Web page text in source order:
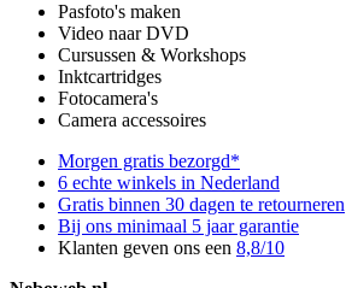
Pasfoto's maken
Video naar DVD
Cursussen & Workshops
Inktcartridges
Fotocamera's
Camera accessoires
Morgen gratis bezorgd*
6 echte winkels in Nederland
Gratis binnen 30 dagen te retourneren
Bij ons minimaal 5 jaar garantie
Klanten geven ons een 8,8/10